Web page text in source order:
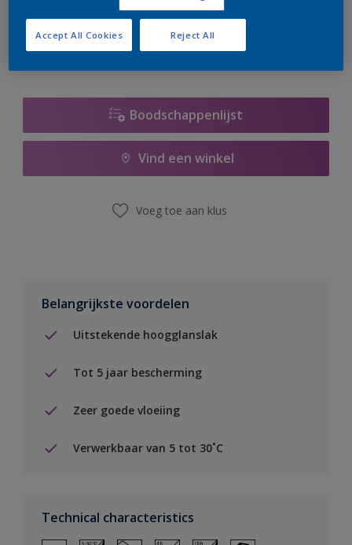
er hard aan om de voorraad aan te vullen.
Boodschappenlijst
Vind een winkel
Voeg toe aan klus
Belangrijkste voordelen
Uitstekende hoogglanslak
Tot 5 jaar bescherming
Zeer goede vloeiing
Verwerkbaar van 5 tot 30˚C
Technical characteristics
Reject All
Accept All Cookies